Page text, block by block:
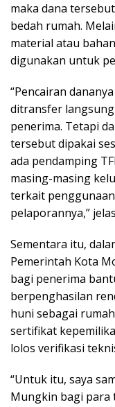
maka dana
bedah rumah.
material atau
digunakan untuk
“Pencairan
ditransfer
penerima. Tetapi
tersebut dipakai
ada pendamping
masing-masing
terkait
pelaporannya,”
Sementara itu,
Pemerintah Kota
bagi penerima
berpenghasilan
huni sebagai
sertifikat
lolos verifikasi
“Untuk itu, saya
Mungkin bagi para